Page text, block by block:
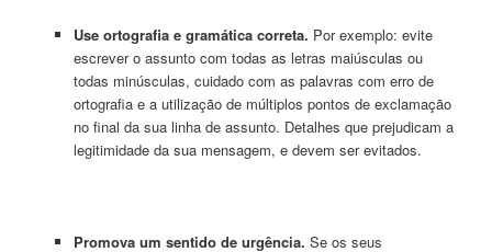
Use ortografia e gramática correta. Por exemplo: evite
escrever o assunto com todas as letras maiúsculas ou
todas minúsculas, cuidado com as palavras com erro de
ortografia e a utilização de múltiplos pontos de exclamação
no final da sua linha de assunto. Detalhes que prejudicam a
legitimidade da sua mensagem, e devem ser evitados.
Promova um sentido de urgência. Se os seus